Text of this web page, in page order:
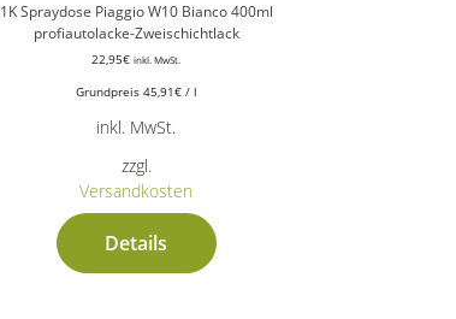
1K Spraydose Piaggio W10 Bianco 400ml
profiautolacke-Zweischichtlack
22,95€ inkl. MwSt.
Grundpreis 45,91€/ l
inkl. MwSt.
zzgl.
Versandkosten
Details